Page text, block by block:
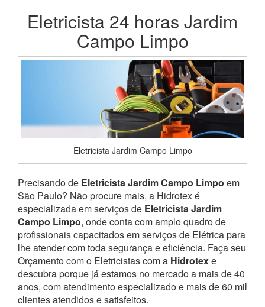
Eletricista 24 horas Jardim
Campo Limpo
Eletricista Jardim Campo Limpo
Precisando de Eletricista Jardim Campo Limpo em
São Paulo? Não procure mais, a Hidrotex é
especializada em serviços de Eletricista Jardim
Campo Limpo, onde conta com amplo quadro de
profissionais capacitados em serviços de Elétrica para
lhe atender com toda segurança e eficiência. Faça seu
Orçamento com o Eletricistas com a Hidrotexe
descubra porque já estamos no mercado a mais de 40
anos, com atendimento especializado e mais de 60 mil
clientes atendidos e satisfeitos.